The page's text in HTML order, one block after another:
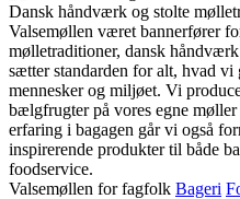
Dansk håndværk og stolte
Valsemøllen været bannerfører
mølletraditioner, dansk
sætter standarden for alt, hvad vi
mennesker og miljøet. Vi
bælgfrugter på vores egne
erfaring i bagagen går vi også
inspirerende produkter til både
foodservice.
Valsemøllen for fagfolk Bageri